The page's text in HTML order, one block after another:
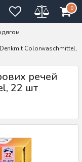
0
Colorwaschmittel,
речей
22 шт